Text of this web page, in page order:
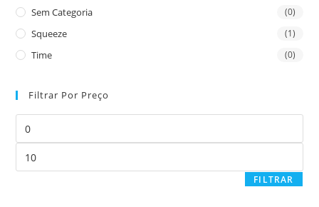
Sem Categoria (0)
Squeeze (1)
Time (0)
Filtrar Por Preço
FILTRAR